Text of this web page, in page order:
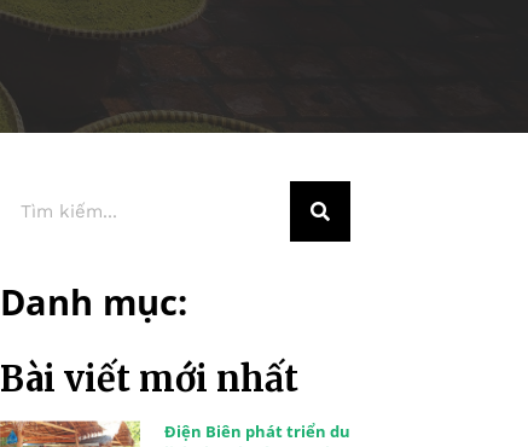
Danh mục:
Bài viết mới nhất
Điện Biên phát triển du